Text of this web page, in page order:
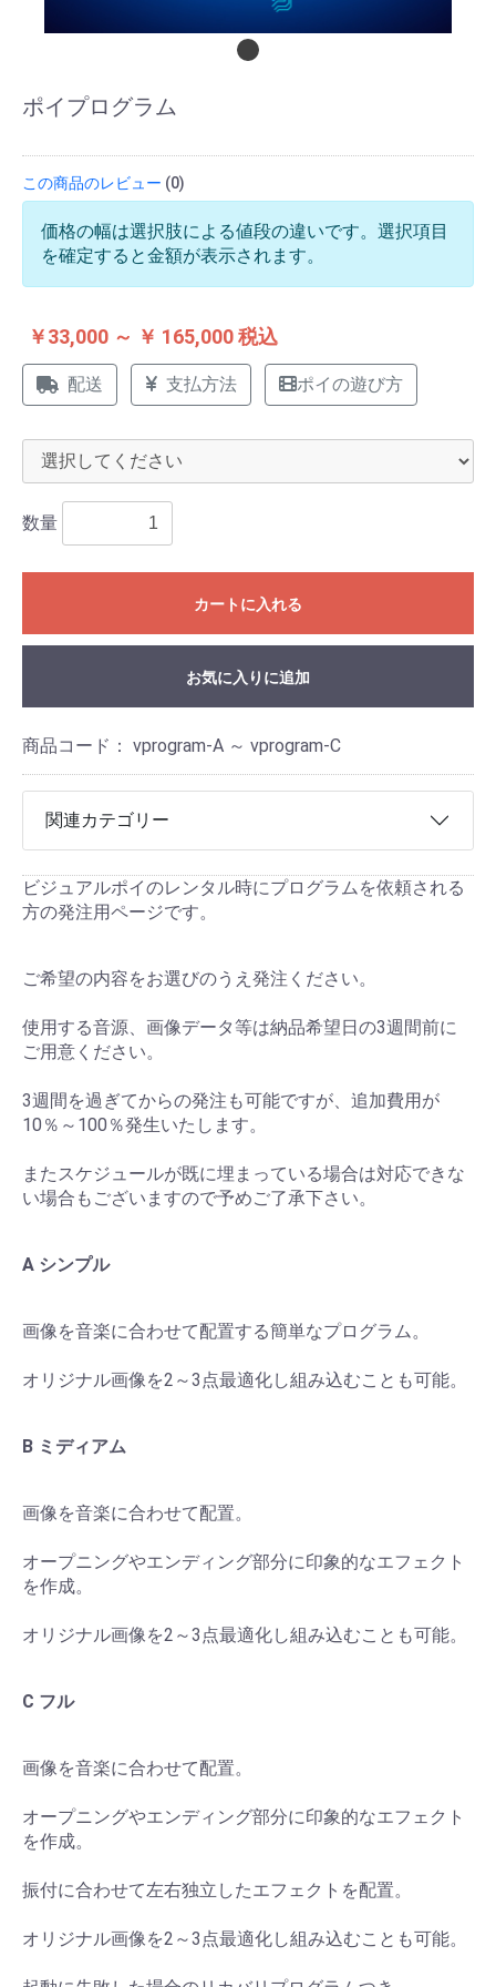
ポイプログラム
この商品のレビュー (0)
価格の幅は選択肢による値段の違いです。選択項目
を確定すると金額が表示されます。
￥33,000 ～ ￥ 165,000 税込
配送 支払方法 ポイの遊び方
数量
カートに入れる
お気に入りに追加
商品コード： vprogram-A ～ vprogram-C
関連カテゴリー
ビジュアルポイのレンタル時にプログラムを依頼される
方の発注用ページです。
ご希望の内容をお選びのうえ発注ください。
使用する音源、画像データ等は納品希望日の3週間前に
ご用意ください。
3週間を過ぎてからの発注も可能ですが、追加費用が
10％～100％発生いたします。
またスケジュールが既に埋まっている場合は対応できな
い場合もございますので予めご了承下さい。
A シンプル
画像を音楽に合わせて配置する簡単なプログラム。
オリジナル画像を2～3点最適化し組み込むことも可能。
B ミディアム
画像を音楽に合わせて配置。
オープニングやエンディング部分に印象的なエフェクト
を作成。
オリジナル画像を2～3点最適化し組み込むことも可能。
C フル
画像を音楽に合わせて配置。
オープニングやエンディング部分に印象的なエフェクト
を作成。
振付に合わせて左右独立したエフェクトを配置。
オリジナル画像を2～3点最適化し組み込むことも可能。